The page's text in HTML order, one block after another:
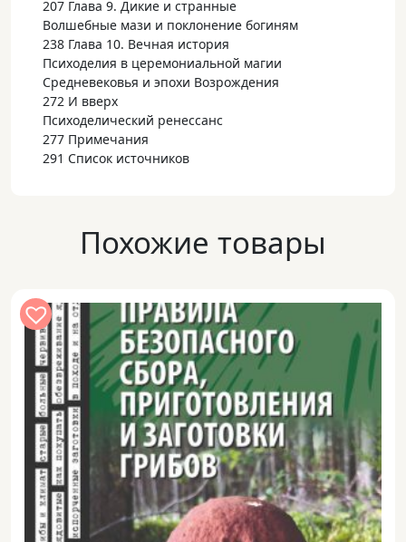
207 Глава 9. Дикие и странные
Волшебные мази и поклонение богиням
238 Глава 10. Вечная история
Психоделия в церемониальной магии
Средневековья и эпохи Возрождения
272 И вверх
Психоделический ренессанс
277 Примечания
291 Список источников
Похожие товары